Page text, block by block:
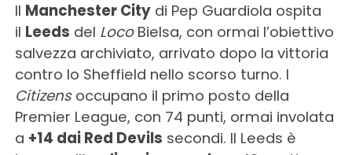
Il Manchester Citydi Pep Guardiola ospita
il Leeds del LocoBielsa, con ormai l’obiettivo
salvezza archiviato, arrivato dopo la vittoria
contro lo Sheffield nello scorso turno. I
Citizensoccupano il primo posto della
Premier League, con 74 punti, ormai involata
a +14 dai Red Devils secondi. Il Leeds è